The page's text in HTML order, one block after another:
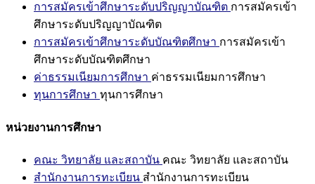
การสมัครเข้าศึกษาระดับปริญญาบัณฑิต การสมัครเข้า
ศึกษาระดับปริญญาบัณฑิต
การสมัครเข้าศึกษาระดับบัณฑิตศึกษา การสมัครเข้า
ศึกษาระดับบัณฑิตศึกษา
ค่าธรรมเนียมการศึกษา ค่าธรรมเนียมการศึกษา
ทุนการศึกษา ทุนการศึกษา
หน่วยงานการศึกษา
คณะ วิทยาลัย และสถาบัน คณะ วิทยาลัย และสถาบัน
สำนักงานการทะเบียน สำนักงานการทะเบียน